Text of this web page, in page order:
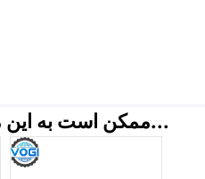
ممکن است به این موارد نیز علاقه‌مند باشید...